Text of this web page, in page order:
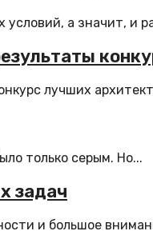
а значит, и
лучших
только серым. Но...
задач
и большое